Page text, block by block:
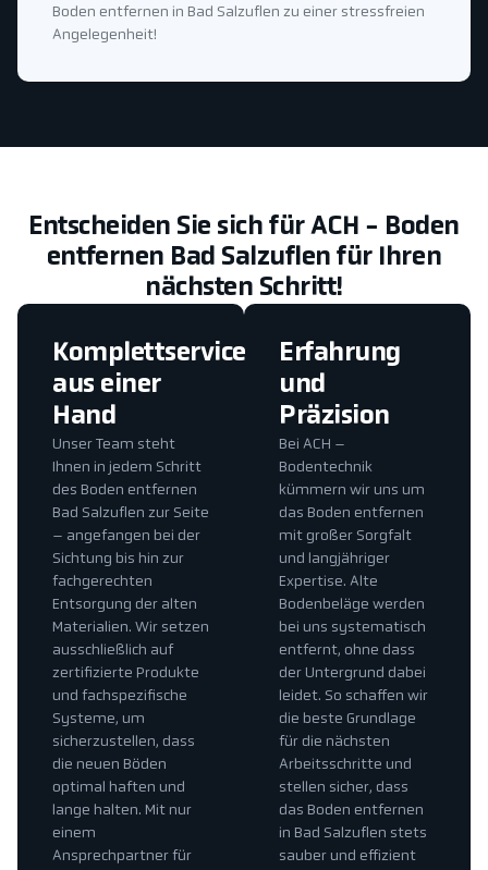
Boden entfernen in Bad Salzuflen zu einer stressfreien
Angelegenheit!
Entscheiden Sie sich für ACH - Boden
entfernen Bad Salzuflen für Ihren
nächsten Schritt!
Erfahrung
und
Präzision
Bei ACH –
Bodentechnik
kümmern wir uns um
das Boden entfernen
mit großer Sorgfalt
und langjähriger
Expertise. Alte
Bodenbeläge werden
bei uns systematisch
entfernt, ohne dass
der Untergrund dabei
leidet. So schaffen wir
die beste Grundlage
für die nächsten
Arbeitsschritte und
stellen sicher, dass
das Boden entfernen
in Bad Salzuflen stets
sauber und effizient
Komplettservice
aus einer
Hand
Unser Team steht
Ihnen in jedem Schritt
des Boden entfernen
Bad Salzuflen zur Seite
– angefangen bei der
Sichtung bis hin zur
fachgerechten
Entsorgung der alten
Materialien. Wir setzen
ausschließlich auf
zertifizierte Produkte
und fachspezifische
Systeme, um
sicherzustellen, dass
die neuen Böden
optimal haften und
lange halten. Mit nur
einem
Ansprechpartner für